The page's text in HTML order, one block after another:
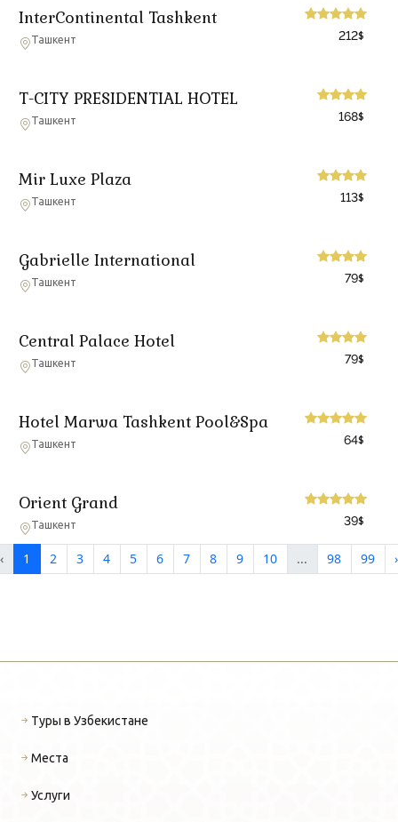
InterContinental Tashkent
Ташкент 212$
T-CITY PRESIDENTIAL HOTEL
Ташкент 168$
Mir Luxe Plaza
Ташкент 113$
Gabrielle International
Ташкент 79$
Central Palace Hotel
Ташкент 79$
Hotel Marwa Tashkent Pool&Spa
Ташкент 64$
Orient Grand
Ташкент 39$
‹ 1 2 3 4 5 6 7 8 9 10 ... 98 99 ›
Туры в Узбекистане
Места
Услуги